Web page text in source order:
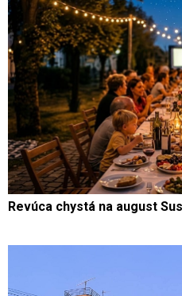
Revúca chystá na august